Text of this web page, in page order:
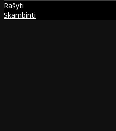
Rašyti
Skambinti